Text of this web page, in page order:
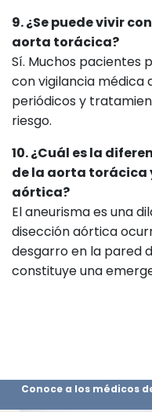
9. ¿Se puede vivir
aorta torácica?
Sí. Muchos pacientes
con vigilancia médica
periódicos y
riesgo.
10. ¿Cuál es la
de la aorta torácica
aórtica?
El aneurisma es una
disección aórtica
desgarro en la pared
constituye una
Conoce a los médicos